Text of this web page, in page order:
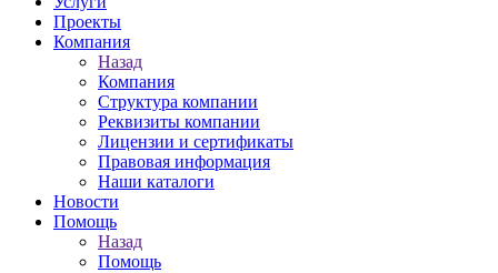
Проекты
Компания
Назад
Компания
Структура компании
Реквизиты компании
Лицензии и сертификаты
Правовая информация
Наши каталоги
Новости
Помощь
Назад
Помощь